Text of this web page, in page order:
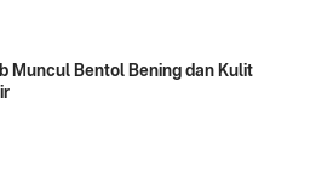
Muncul Bentol Bening dan Kulit